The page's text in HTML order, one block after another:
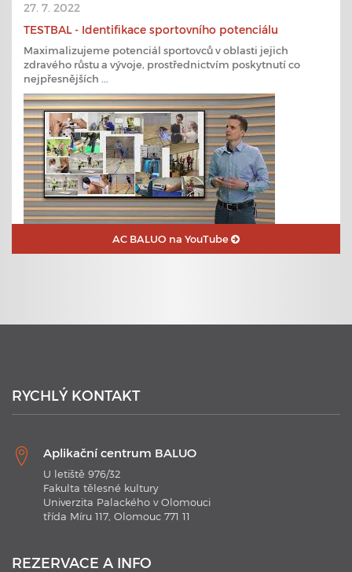
27. 7. 2022
TESTBAL - Identifikace sportovního potenciálu
Maximalizujeme potenciál sportovců v oblasti jejich
zdravého růstu a vývoje, prostřednictvím poskytnutí co
nejpřesnějších ...
21. 1. 2020
technologií 2020
AC BALUO na YouTube
RYCHLÝ KONTAKT
Aplikační centrum BALUO
U letiště 976/32
Fakulta tělesné kultury
Univerzita Palackého v Olomouci
třída Míru 117, Olomouc 771 11
REZERVACE A INFO